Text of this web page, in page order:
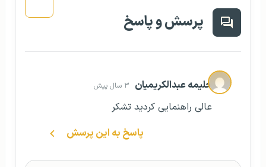
پرسش و پاسخ
حلیمه عبدالکریمیان ۳ سال پیش
عالی راهنمایی کردید تشکر
پاسخ به این پرسش